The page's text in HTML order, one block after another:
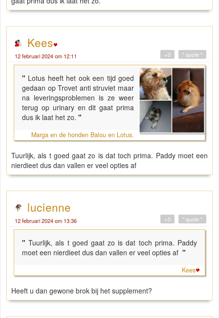
Kees
12 februari 2024 om 12:11 " quote "
+0
" Lotus heeft het ook een tijd goed
gedaan op Trovet anti struviet maar
na leveringsproblemen is ze weer
terug op urinary en dit gaat prima
dus ik laat het zo. "
Marga en de honden Balou en Lotus.
Tuurlijk, als t goed gaat zo is dat toch prima. Paddy moet een
nierdieet dus dan vallen er veel opties af
lucienne
12 februari 2024 om 13:36 " quote "
+0
"Tuurlijk, als t goed gaat zo is dat toch prima. Paddy
moet een nierdieet dus dan vallen er veel opties af "
Kees
Heeft u dan gewone brok bij het supplement?